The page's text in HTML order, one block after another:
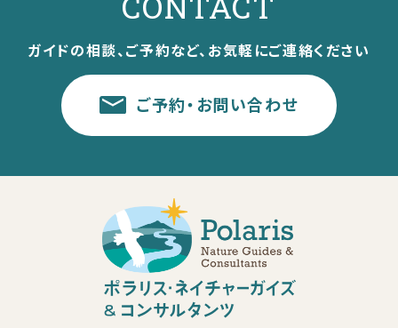
ガイドの相談、ご予約など、お気軽にご連絡ください
ご予約・お問い合わせ